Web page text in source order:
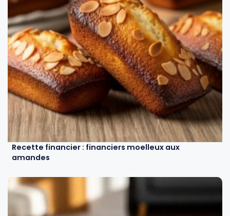
Recette financier : financiers moelleux aux
amandes